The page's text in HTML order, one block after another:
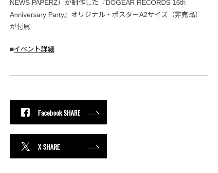
NEWS PAPERZ）が制作した『DOGEAR RECORDS 16th
Anniversary Party』オリジナル・ポスターA2サイズ（非売品）
が付属
■イベント詳細
Facebook SHARE
X SHARE